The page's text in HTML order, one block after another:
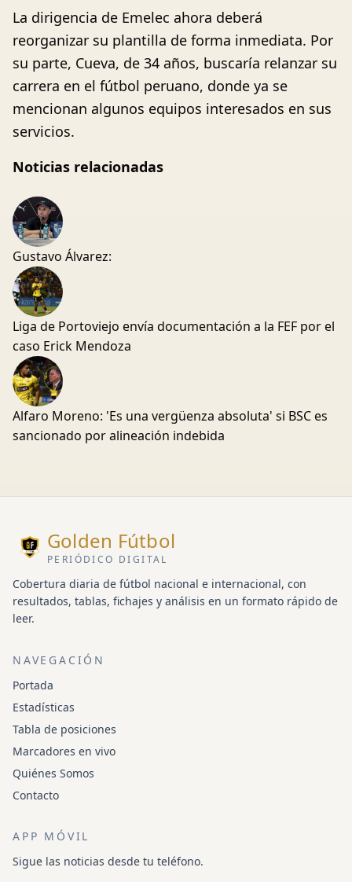
La dirigencia de Emelec ahora deberá
reorganizar su plantilla de forma inmediata. Por
su parte, Cueva, de 34 años, buscaría relanzar su
carrera en el fútbol peruano, donde ya se
mencionan algunos equipos interesados en sus
servicios.
Noticias relacionadas
Gustavo Álvarez:
Liga de Portoviejo envía documentación a la FEF por el
caso Erick Mendoza
Alfaro Moreno: 'Es una vergüenza absoluta' si BSC es
sancionado por alineación indebida
Golden Fútbol
PERIÓDICO DIGITAL
Cobertura diaria de fútbol nacional e internacional, con
resultados, tablas, fichajes y análisis en un formato rápido de
leer.
NAVEGACIÓN
Portada
Estadísticas
Tabla de posiciones
Marcadores en vivo
Quiénes Somos
Contacto
APP MÓVIL
Sigue las noticias desde tu teléfono.